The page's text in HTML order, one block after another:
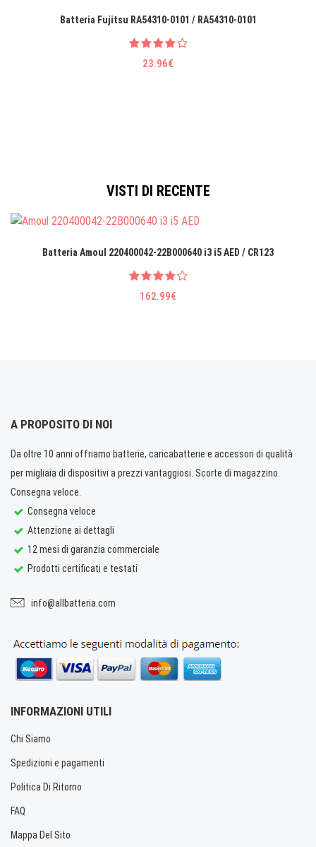
Batteria Fujitsu RA54310-0101 / RA54310-0101
23.96€
VISTI DI RECENTE
Batteria Amoul 220400042-22B000640 i3 i5 AED / CR123
162.99€
A PROPOSITO DI NOI
Da oltre 10 anni offriamo batterie, caricabatterie e accessori di qualità
per migliaia di dispositivi a prezzi vantaggiosi. Scorte di magazzino.
Consegna veloce.
Consegna veloce
Attenzione ai dettagli
12 mesi di garanzia commerciale
Prodotti certificati e testati
info@allbatteria.com
INFORMAZIONI UTILI
Chi Siamo
Spedizioni e pagamenti
Politica Di Ritorno
FAQ
Mappa Del Sito